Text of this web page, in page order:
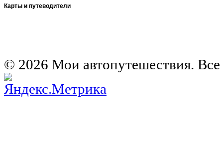
Карты и путеводители
© 2026 Мои автопутешествия.